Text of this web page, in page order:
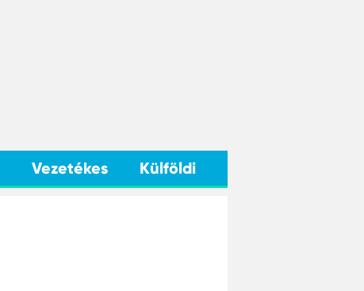
Vezetékes Külföldi